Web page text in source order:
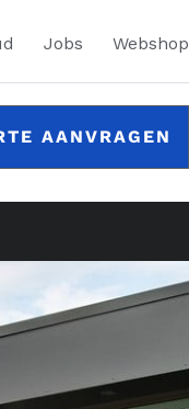
Jobs Webshop
AANVRAGEN